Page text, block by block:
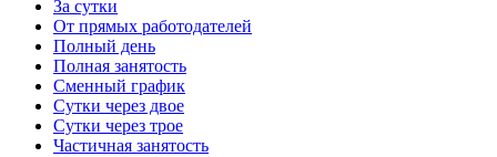
За сутки
От прямых работодателей
Полный день
Полная занятость
Сменный график
Сутки через двое
Сутки через трое
Частичная занятость